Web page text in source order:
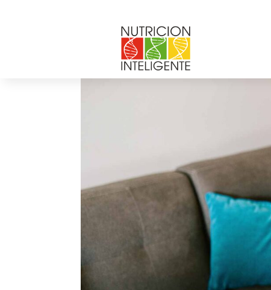
Web Admin NI| Dic 1, 2021